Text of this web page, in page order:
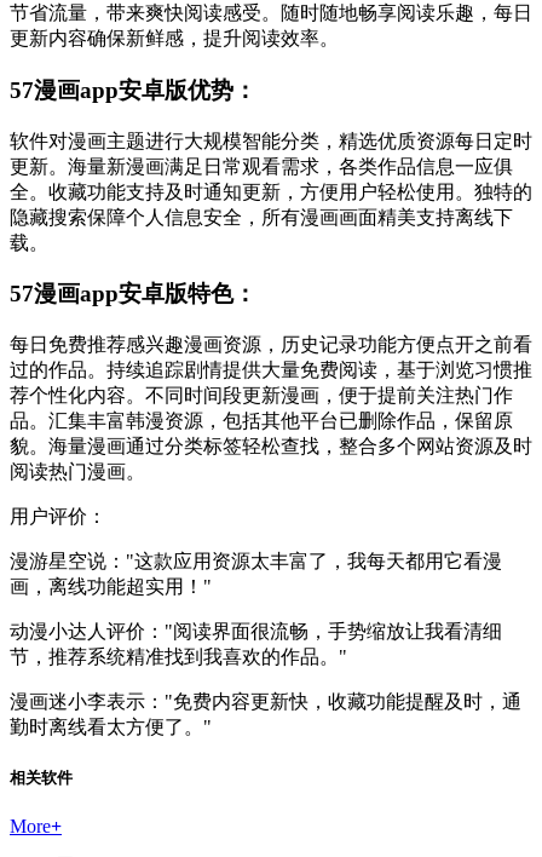
节省流量，带来爽快阅读感受。随时随地畅享阅读乐趣，每日
更新内容确保新鲜感，提升阅读效率。
57漫画app安卓版优势：
软件对漫画主题进行大规模智能分类，精选优质资源每日定时
更新。海量新漫画满足日常观看需求，各类作品信息一应俱
全。收藏功能支持及时通知更新，方便用户轻松使用。独特的
隐藏搜索保障个人信息安全，所有漫画画面精美支持离线下
载。
57漫画app安卓版特色：
每日免费推荐感兴趣漫画资源，历史记录功能方便点开之前看
过的作品。持续追踪剧情提供大量免费阅读，基于浏览习惯推
荐个性化内容。不同时间段更新漫画，便于提前关注热门作
品。汇集丰富韩漫资源，包括其他平台已删除作品，保留原
貌。海量漫画通过分类标签轻松查找，整合多个网站资源及时
阅读热门漫画。
用户评价：
漫游星空说："这款应用资源太丰富了，我每天都用它看漫
画，离线功能超实用！"
动漫小达人评价："阅读界面很流畅，手势缩放让我看清细
节，推荐系统精准找到我喜欢的作品。"
漫画迷小李表示："免费内容更新快，收藏功能提醒及时，通
勤时离线看太方便了。"
相关软件
More+